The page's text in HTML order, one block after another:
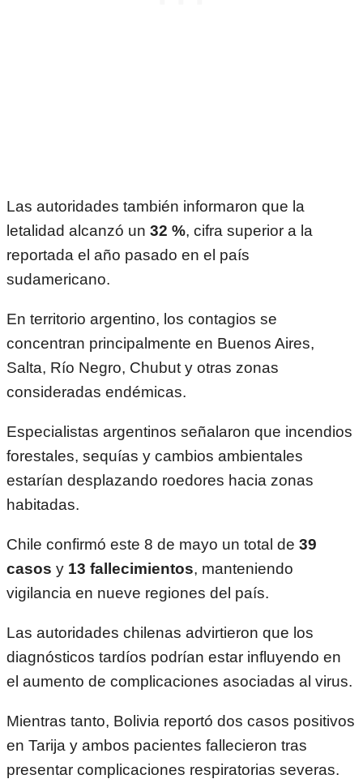
Las autoridades también informaron que la
letalidad alcanzó un 32 %, cifra superior a la
reportada el año pasado en el país
sudamericano.
En territorio argentino, los contagios se
concentran principalmente en Buenos Aires,
Salta, Río Negro, Chubut y otras zonas
consideradas endémicas.
Especialistas argentinos señalaron que incendios
forestales, sequías y cambios ambientales
estarían desplazando roedores hacia zonas
habitadas.
Chile confirmó este 8 de mayo un total de 39
casos y 13 fallecimientos, manteniendo
vigilancia en nueve regiones del país.
Las autoridades chilenas advirtieron que los
diagnósticos tardíos podrían estar influyendo en
el aumento de complicaciones asociadas al virus.
Mientras tanto, Bolivia reportó dos casos positivos
en Tarija y ambos pacientes fallecieron tras
presentar complicaciones respiratorias severas.